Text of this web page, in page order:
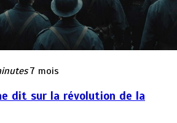
7 mois
dit sur la révolution de la